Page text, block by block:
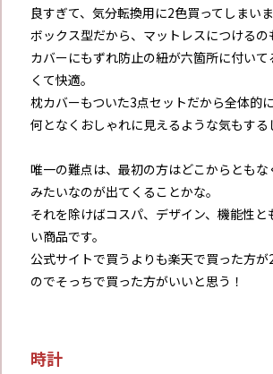
良すぎて、気分転換用に2色買ってしまい
ボックス型だから、マットレスにつける
カバーにもずれ防止の紐が六箇所に付い
くて快適。
枕カバーもついた3点セットだから全体的
何となくおしゃれに見えるような気もする
唯一の難点は、最初の方はどこからとも
みたいなのが出てくることかな。
それを除けばコスパ、デザイン、機能性と
い商品です。
公式サイトで買うよりも楽天で買った方
のでそっちで買った方がいいと思う！
時計